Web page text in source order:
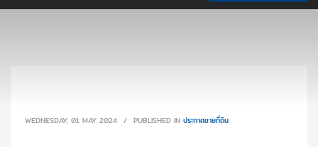
WEDNESDAY, 01 MAY 2024 / PUBLISHED IN ประกาศขายที่ดิน